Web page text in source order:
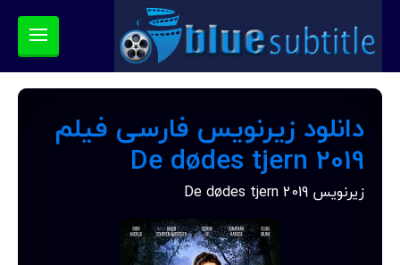
دانلود زیرنویس فارسی فیلم
De dødes tjern 2019
زیرنویس De dødes tjern 2019